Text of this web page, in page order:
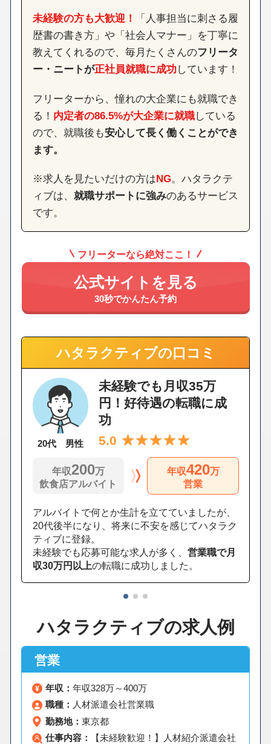
未経験の方も大歓迎！
「人事担当に刺さる履
歴書の書き方」や「社会人マナー」を丁寧に
教えてくれるので、毎月たくさんのフリータ
ー・ニートが正社員就職に成功しています！
フリーターから、憧れの大企業にも就職でき
る！ 内定者の86.5%が大企業に就職している
ので、就職後も安心して長く働くことができ
ます。
※求人を見たいだけの方はNG。ハタラクテ
ィブは、 就職サポートに強みのあるサービス
です。
フリーターなら絶対ここ！
公式サイトを見る
30秒でかんたん予約
ハタラクティブの口コミ
20代 男性
未経験でも月収35万
円！好待遇の転職に成
功
5.0
年収200万
飲食店アルバイト
年収420万
営業
アルバイトで何とか生計を立てていましたが、
20代後半になり、将来に不安を感じてハタラク
ティブに登録。
未経験でも応募可能な求人が多く、 営業職で月
収30万円以上の転職に成功しました。
ハタラクティブの求人例
営業
年収： 年収328万～400万
職種： 人材派遣会社営業職
勤務地： 東京都
仕事内容：
【未経験歓迎！】人材紹介派遣会社